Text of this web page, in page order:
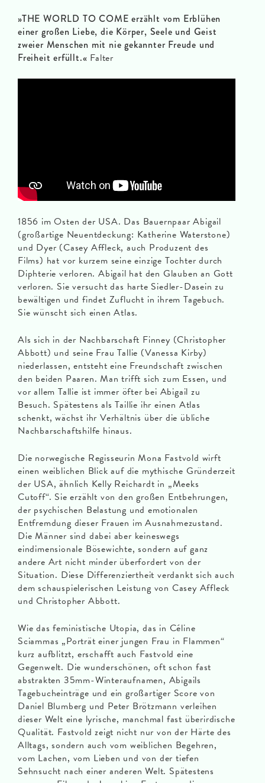
»THE WORLD TO COME erzählt vom Erblühen
einer großen Liebe, die Körper, Seele und Geist
zweier Menschen mit nie gekannter Freude und
Freiheit erfüllt.« Falter
1856 im Osten der USA. Das Bauernpaar Abigail
(großartige Neuentdeckung: Katherine Waterstone)
und Dyer (Casey Affleck, auch Produzent des
Films) hat vor kurzem seine einzige Tochter durch
Diphterie verloren. Abigail hat den Glauben an Gott
verloren. Sie versucht das harte Siedler-Dasein zu
bewältigen und findet Zuflucht in ihrem Tagebuch.
Sie wünscht sich einen Atlas.
Als sich in der Nachbarschaft Finney (Christopher
Abbott) und seine Frau Tallie (Vanessa Kirby)
niederlassen, entsteht eine Freundschaft zwischen
den beiden Paaren. Man trifft sich zum Essen, und
vor allem Tallie ist immer öfter bei Abigail zu
Besuch. Spätestens als Taillie ihr einen Atlas
schenkt, wächst ihr Verhältnis über die übliche
Nachbarschaftshilfe hinaus.
Die norwegische Regisseurin Mona Fastvold wirft
einen weiblichen Blick auf die mythische Gründerzeit
der USA, ähnlich Kelly Reichardt in „Meeks
Cutoff“. Sie erzählt von den großen Entbehrungen,
der psychischen Belastung und emotionalen
Entfremdung dieser Frauen im Ausnahmezustand.
Die Männer sind dabei aber keineswegs
eindimensionale Bösewichte, sondern auf ganz
andere Art nicht minder überfordert von der
Situation. Diese Differenziertheit verdankt sich auch
dem schauspielerischen Leistung von Casey Affleck
und Christopher Abbott.
Wie das feministische Utopia, das in Céline
Sciammas „Porträt einer jungen Frau in Flammen“
kurz aufblitzt, erschafft auch Fastvold eine
Gegenwelt. Die wunderschönen, oft schon fast
abstrakten 35mm-Winteraufnamen, Abigails
Tagebucheinträge und ein großartiger Score von
Daniel Blumberg und Peter Brötzmann verleihen
dieser Welt eine lyrische, manchmal fast überirdische
Qualität. Fastvold zeigt nicht nur von der Härte des
Alltags, sondern auch vom weiblichen Begehren,
vom Lachen, vom Lieben und von der tiefen
Sehnsucht nach einer anderen Welt. Spätestens